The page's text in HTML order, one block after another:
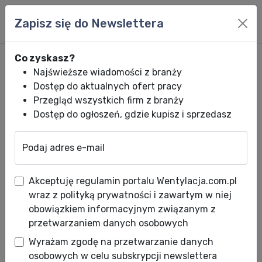
Akcja modernizacja
Data publikacji: 30.06.2010
Data aktualizacji: 01.07.2010
„Czas ucieka” to hasło kampanii
Zapisz się do Newslettera
Co zyskasz?
Najświeższe wiadomości z branży
Dostęp do aktualnych ofert pracy
Przegląd wszystkich firm z branży
Dostęp do ogłoszeń, gdzie kupisz i sprzedasz
Podaj adres e-mail
Akceptuję regulamin portalu Wentylacja.com.pl
wraz z polityką prywatności i zawartym w niej
obowiązkiem informacyjnym związanym z
przetwarzaniem danych osobowych
Wyrażam zgodę na przetwarzanie danych
osobowych w celu subskrypcji newslettera